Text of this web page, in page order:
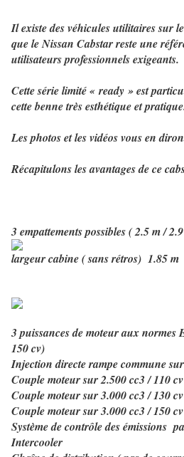
Il existe des véhicules utilitaires sur
que le Nissan Cabstar reste une
utilisateurs professionnels exigeants.
Cette série limité « ready » est
cette benne très esthétique et
Les photos et les vidéos vous en
Récapitulons les avantages de ce
3 empattements possibles ( 2.5 m /
largeur cabine ( sans rétros) 1.85 m
3 puissances de moteur aux normes
150 cv)
Injection directe rampe commune
Couple moteur sur 2.500 cc3 / 110
Couple moteur sur 3.000 cc3 / 130
Couple moteur sur 3.000 cc3 / 150
Système de contrôle des émissions
Intercooler